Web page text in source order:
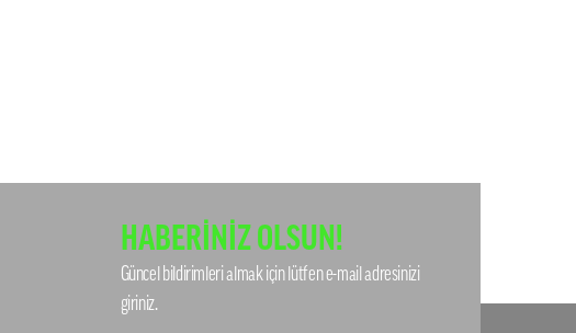
HABERİNİZ OLSUN!
Güncel bildirimleri almak için lütfen e-mail adresinizi
giriniz.